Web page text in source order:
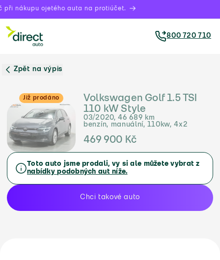
při nákupu ojetého auta na protiúčet.
800 720 710
Zpět na výpis
Již prodáno
Volkswagen Golf 1.5 TSI
110 kW Style
03/2020, 46 689 km
benzín, manuální, 110kw, 4x2
469 900 Kč
Toto auto jsme prodali, vy si ale můžete vybrat z
nabídky podobných aut níže.
Chci takové auto